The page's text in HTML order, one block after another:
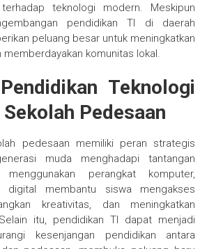
teknologi modern. Meskipun
pendidikan TI di daerah
peluang besar untuk meningkatkan
memberdayakan komunitas lokal.
Teknologi
Pedesaan
pedesaan memiliki peran strategis
muda menghadapi tantangan
perangkat komputer,
digital membantu siswa mengakses
kreativitas, dan meningkatkan
itu, pendidikan TI dapat menjadi
kesenjangan pendidikan antara